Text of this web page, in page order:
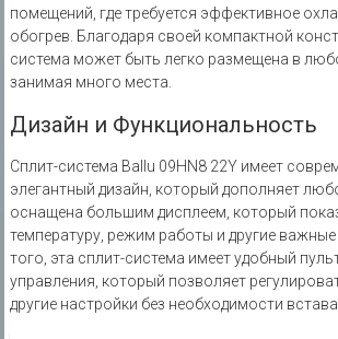
помещений‚ где требуется эффективное
обогрев. Благодаря своей компактной
система может быть легко размещена в
занимая много места.
Дизайн и Функциональность
Сплит-система Ballu 09HN8 22Y имеет
элегантный дизайн‚ который дополняет
оснащена большим дисплеем‚ который
температуру‚ режим работы и другие
того‚ эта сплит-система имеет удобный
управления‚ который позволяет
другие настройки без необходимости